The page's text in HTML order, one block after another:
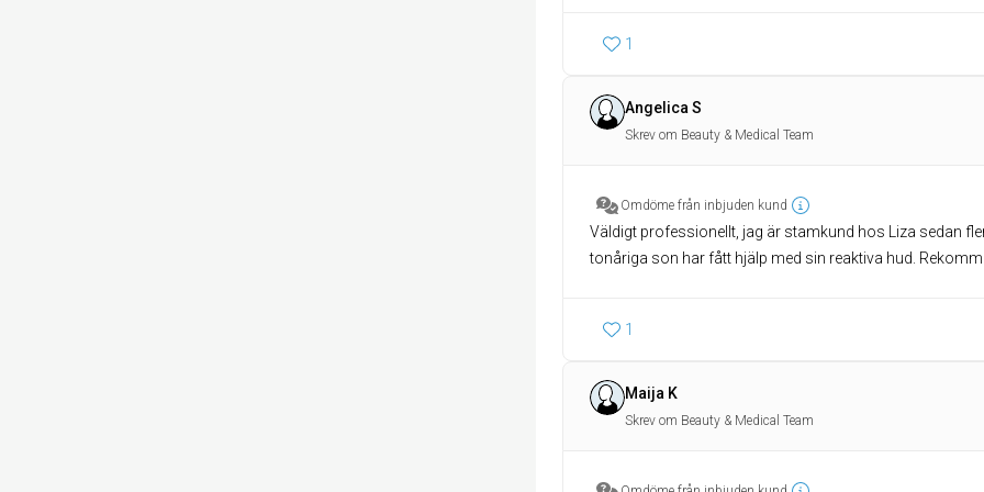
1
Angelica S
Skrev om Beauty & Medical Team
Omdöme från inbjuden kund
Väldigt professionellt, jag är stamkund hos Liza sedan
tonåriga son har fått hjälp med sin reaktiva hud.
1
Maija K
Skrev om Beauty & Medical Team